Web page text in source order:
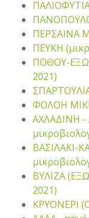
ΠΑΝΟΠΟΥΛΟ
ΠΕΡΣΑΙΝΑ
ΠΕΥΚΗ
ΠΟΘΟΥ-
2021)
ΦΟΛΟΗ
ΑΧΛΑΔΙΝΗ
ΒΑΣΙΛΑΚΙ-
ΒΥΛΙΖΑ
2021)
ΚΡΥΟΝΕΡΙ